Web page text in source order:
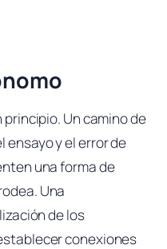
Un camino de
ensayo y el error de
una forma de
Una
de los
conexiones